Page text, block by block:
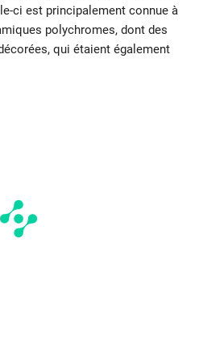
ci est principalement connue à
polychromes, dont des
qui étaient également